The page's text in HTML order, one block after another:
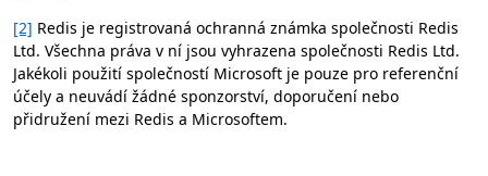
[2] Redis je registrovaná ochranná známka společnosti Redis
Ltd. Všechna práva v ní jsou vyhrazena společnosti Redis Ltd.
Jakékoli použití společností Microsoft je pouze pro referenční
účely a neuvádí žádné sponzorství, doporučení nebo
přidružení mezi Redis a Microsoftem.